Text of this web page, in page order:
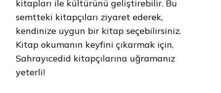
kitapları ile kültürünü geliştirebilir. Bu
semtteki kitapçıları ziyaret ederek,
kendinize uygun bir kitap seçebilirsiniz.
Kitap okumanın keyfini çıkarmak için,
Sahrayıcedid kitapçılarına uğramanız
yeterli!